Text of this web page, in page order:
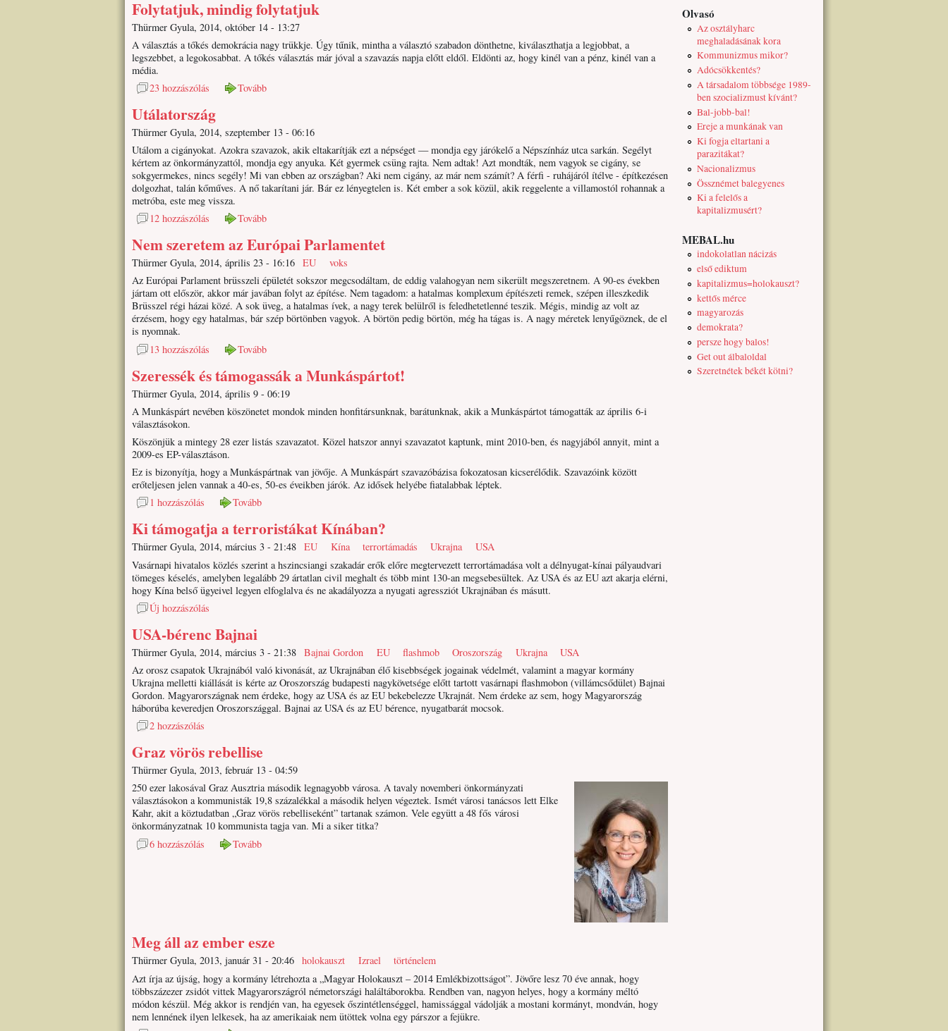
Olvasó
Az osztályharc
meghaladásának kora
Kommunizmus mikor?
Adócsökkentés?
A társadalom többsége 1989-
ben szocializmust kívánt?
Bal-jobb-bal!
Ereje a munkának van
Ki fogja eltartani a
parazitákat?
Nacionalizmus
Össznémet balegyenes
Ki a felelős a
kapitalizmusért?
MEBAL.hu
indokolatlan nácizás
első ediktum
kapitalizmus=holokauszt?
kettős mérce
magyarozás
demokrata?
persze hogy balos!
Get out álbaloldal
Szeretnétek békét kötni?
Folytatjuk, mindig folytatjuk
Thürmer Gyula, 2014, október 14 - 13:27
A választás a tőkés demokrácia nagy trükkje. Úgy tűnik, mintha a választó szabadon dönthetne, kiválaszthatja a legjobbat, a
legszebbet, a legokosabbat. A tőkés választás már jóval a szavazás napja előtt eldől. Eldönti az, hogy kinél van a pénz, kinél van a
média.
23 hozzászólás
Tovább
Utálatország
Thürmer Gyula, 2014, szeptember 13 - 06:16
Utálom a cigányokat. Azokra szavazok, akik eltakarítják ezt a népséget — mondja egy járókelő a Népszínház utca sarkán. Segélyt
kértem az önkormányzattól, mondja egy anyuka. Két gyermek csüng rajta. Nem adtak! Azt mondták, nem vagyok se cigány, se
sokgyermekes, nincs segély! Mi van ebben az országban? Aki nem cigány, az már nem számít? A férfi - ruhájáról ítélve - építkezésen
dolgozhat, talán kőműves. A nő takarítani jár. Bár ez lényegtelen is. Két ember a sok közül, akik reggelente a villamostól rohannak a
metróba, este meg vissza.
12 hozzászólás
Tovább
Nem szeretem az Európai Parlamentet
Thürmer Gyula, 2014, április 23 - 16:16 EU
voks
Az Európai Parlament brüsszeli épületét sokszor megcsodáltam, de eddig valahogyan nem sikerült megszeretnem. A 90-es években
jártam ott először, akkor már javában folyt az építése. Nem tagadom: a hatalmas komplexum építészeti remek, szépen illeszkedik
Brüsszel régi házai közé. A sok üveg, a hatalmas ívek, a nagy terek belülről is feledhetetlenné teszik. Mégis, mindig az volt az
érzésem, hogy egy hatalmas, bár szép börtönben vagyok. A börtön pedig börtön, még ha tágas is. A nagy méretek lenyűgöznek, de el
is nyomnak.
13 hozzászólás
Tovább
Szeressék és támogassák a Munkáspártot!
Thürmer Gyula, 2014, április 9 - 06:19
A Munkáspárt nevében köszönetet mondok minden honfitársunknak, barátunknak, akik a Munkáspártot támogatták az április 6-i
választásokon.
Köszönjük a mintegy 28 ezer listás szavazatot. Közel hatszor annyi szavazatot kaptunk, mint 2010-ben, és nagyjából annyit, mint a
2009-es EP-választáson.
Ez is bizonyítja, hogy a Munkáspártnak van jövője. A Munkáspárt szavazóbázisa fokozatosan kicserélődik. Szavazóink között
erőteljesen jelen vannak a 40-es, 50-es éveikben járók. Az idősek helyébe fiatalabbak léptek.
1 hozzászólás
Tovább
Ki támogatja a terroristákat Kínában?
Thürmer Gyula, 2014, március 3 - 21:48 EU Kína terrortámadás Ukrajna
USA
Vasárnapi hivatalos közlés szerint a hszincsiangi szakadár erők előre megtervezett terrortámadása volt a délnyugat-kínai pályaudvari
tömeges késelés, amelyben legalább 29 ártatlan civil meghalt és több mint 130-an megsebesültek. Az USA és az EU azt akarja elérni,
hogy Kína belső ügyeivel legyen elfoglalva és ne akadályozza a nyugati agressziót Ukrajnában és másutt.
Új hozzászólás
USA-bérenc Bajnai
Thürmer Gyula, 2014, március 3 - 21:38 Bajnai Gordon EU flashmob Oroszország Ukrajna
USA
Az orosz csapatok Ukrajnából való kivonását, az Ukrajnában élő kisebbségek jogainak védelmét, valamint a magyar kormány
Ukrajna melletti kiállását is kérte az Oroszország budapesti nagykövetsége előtt tartott vasárnapi flashmobon (villámcsődület) Bajnai
Gordon. Magyarországnak nem érdeke, hogy az USA és az EU bekebelezze Ukrajnát. Nem érdeke az sem, hogy Magyarország
háborúba keveredjen Oroszországgal. Bajnai az USA és az EU bérence, nyugatbarát mocsok.
2 hozzászólás
Graz vörös rebellise
Thürmer Gyula, 2013, február 13 - 04:59
250 ezer lakosával Graz Ausztria második legnagyobb városa. A tavaly novemberi önkormányzati
választásokon a kommunisták 19,8 százalékkal a második helyen végeztek. Ismét városi tanácsos lett Elke
Kahr, akit a köztudatban „Graz vörös rebelliseként” tartanak számon. Vele együtt a 48 fős városi
önkormányzatnak 10 kommunista tagja van. Mi a siker titka?
6 hozzászólás
Tovább
Meg áll az ember esze
Thürmer Gyula, 2013, január 31 - 20:46 holokauszt Izrael
történelem
Azt írja az újság, hogy a kormány létrehozta a „Magyar Holokauszt – 2014 Emlékbizottságot”. Jövőre lesz 70 éve annak, hogy
többszázezer zsidót vittek Magyarországról németországi haláltáborokba. Rendben van, nagyon helyes, hogy a kormány méltó
módon készül. Még akkor is rendjén van, ha egyesek őszintétlenséggel, hamissággal vádolják a mostani kormányt, mondván, hogy
nem lennének ilyen lelkesek, ha az amerikaiak nem ütöttek volna egy párszor a fejükre.